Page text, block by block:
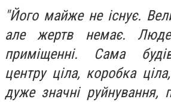
"Його майже не існує.
але жертв немає.
приміщенні. Сама
центру ціла, коробка
дуже значні руйнування,